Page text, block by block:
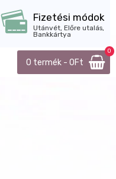
Fizetési módok
Utánvét, Előre utalás,
Bankkártya
0 termék - 0Ft
0